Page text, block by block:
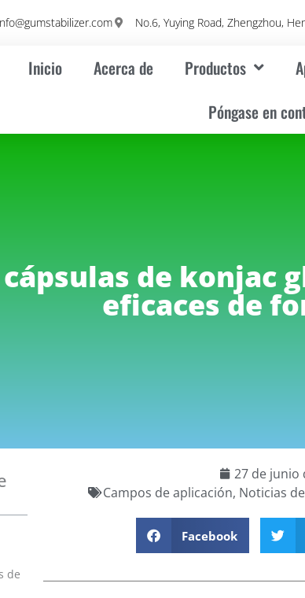
No.6, Yuying Road, Zhengzhou,
Inicio Acerca de Productos
Póngase en
cápsulas de konjac
eficaces de
de
27 de junio
Campos de aplicación, Noticias
Facebook